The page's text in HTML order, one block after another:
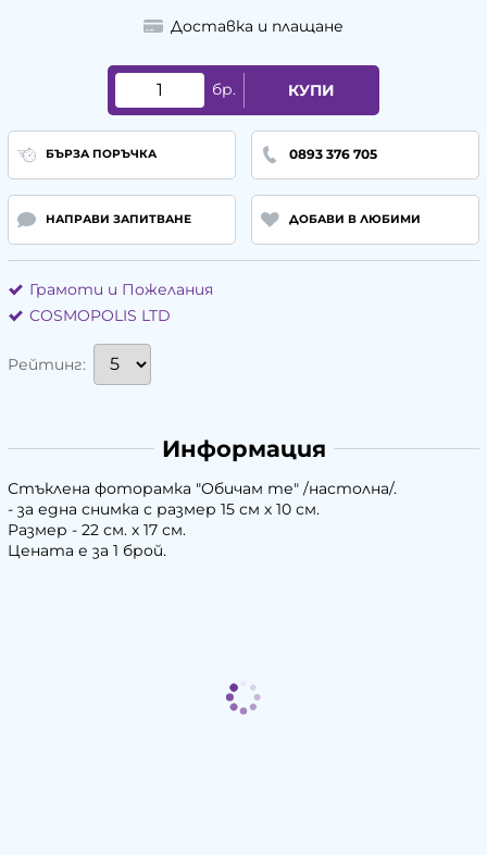
Доставка и плащане
бр. КУПИ
БЪРЗА ПОРЪЧКА 0893 376 705
НАПРАВИ ЗАПИТВАНЕ ДОБАВИ В ЛЮБИМИ
Грамоти и Пожелания
COSMOPOLIS LTD
Рейтинг:
Информация
Стъклена фоторамка "Обичам те" /настолна/.
- за една снимка с размер 15 см х 10 см.
Размер - 22 см. х 17 см.
Цената е за 1 брой.